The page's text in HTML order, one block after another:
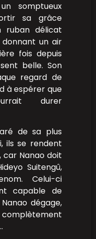
somptueux
sa grâce
ruban délicat
donnant un air
fois depuis
belle. Son
regard de
à espérer que
durer
de sa plus
ils se rendent
Nanao doit
Suitengû,
Celui-ci
capable de
dégage,